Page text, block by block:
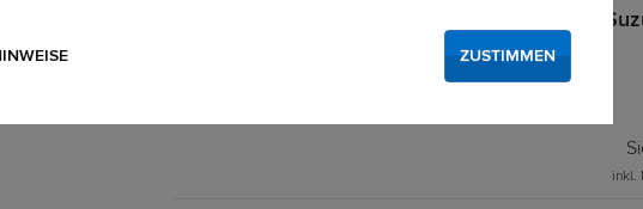
Westfalia Anhängerkupplung abnehmbar für
abnehmbares Automatiksystem von unten gesteckt
inkl.
ZUSTIMMEN